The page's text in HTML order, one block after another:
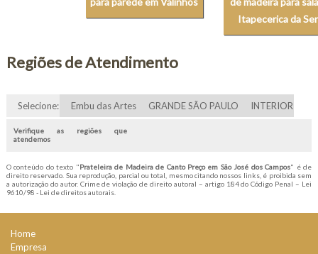
Itapecerica da
Regiões de Atendimento
Selecione: Embu das Artes GRANDE SÃO PAULO INTERIOR
Verifique as regiões que
atendemos
O conteúdo do texto "Prateleira de Madeira de Canto Preço em São José dos Campos" é de
direito reservado. Sua reprodução, parcial ou total, mesmo citando nossos links, é proibida sem
a autorização do autor. Crime de violação de direito autoral – artigo 184 do Código Penal – Lei
9610/98 - Lei de direitos autorais.
Home
Empresa